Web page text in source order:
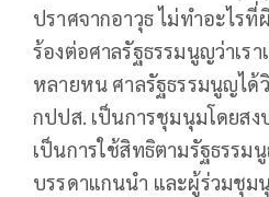
ปราศจากอาวุธ ไม่ทำอะไร
ร้องต่อศาลรัฐธรรมนูญว่าเร
หลายหน ศาลรัฐธรรมนูญได้
กปปส. เป็นการชุมนุมโดยสง
เป็นการใช้สิทธิตามรัฐธรรม
บรรดาแกนนำ และผู้ร่วมชุ